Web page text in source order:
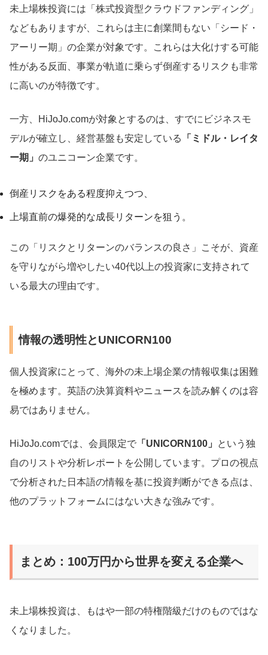
未上場株投資には「株式投資型クラウドファンディング」
などもありますが、これらは主に創業間もない「シード・
アーリー期」の企業が対象です。これらは大化けする可能
性がある反面、事業が軌道に乗らず倒産するリスクも非常
に高いのが特徴です。
一方、HiJoJo.comが対象とするのは、すでにビジネスモ
デルが確立し、経営基盤も安定している
「ミドル・レイタ
ー期」 のユニコーン企業です。
倒産リスクをある程度抑えつつ、
上場直前の爆発的な成長リターンを狙う。
この「リスクとリターンのバランスの良さ」こそが、資産
を守りながら増やしたい40代以上の投資家に支持されて
いる最大の理由です。
情報の透明性とUNICORN100
個人投資家にとって、海外の未上場企業の情報収集は困難
を極めます。英語の決算資料やニュースを読み解くのは容
易ではありません。
HiJoJo.comでは、会員限定で 「UNICORN100」
という独
自のリストや分析レポートを公開しています。プロの視点
で分析された日本語の情報を基に投資判断ができる点は、
他のプラットフォームにはない大きな強みです。
まとめ：100万円から世界を変える企業へ
未上場株投資は、もはや一部の特権階級だけのものではな
くなりました。